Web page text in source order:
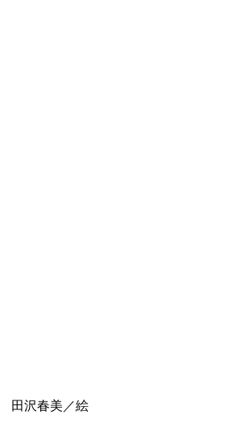
田沢春美／絵